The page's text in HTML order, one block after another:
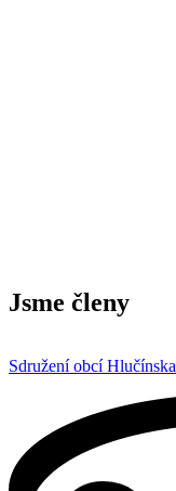
Jsme členy
Sdružení obcí Hlučínska